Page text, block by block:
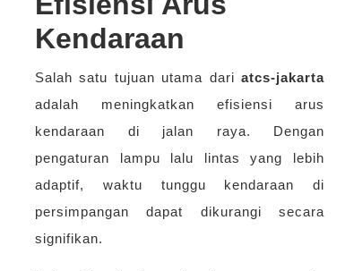
Kendaraan
Salah satu tujuan utama dari atcs-jakarta
adalah meningkatkan efisiensi arus
kendaraan di jalan raya. Dengan
pengaturan lampu lalu lintas yang lebih
adaptif, waktu tunggu kendaraan di
persimpangan dapat dikurangi secara
signifikan.